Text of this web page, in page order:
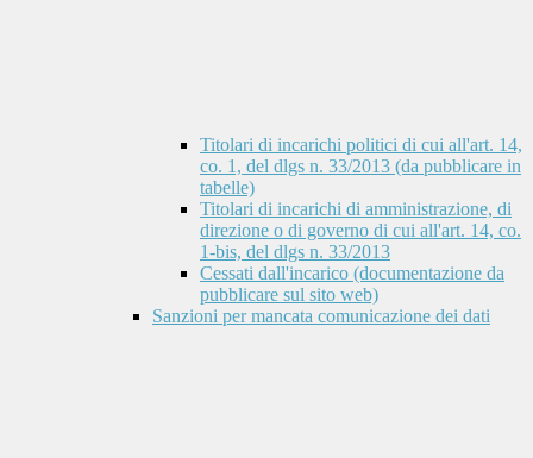
Titolari di incarichi politici di cui all'art. 14,
co. 1, del dlgs n. 33/2013 (da pubblicare in
tabelle)
Titolari di incarichi di amministrazione, di
direzione o di governo di cui all'art. 14, co.
1-bis, del dlgs n. 33/2013
Cessati dall'incarico (documentazione da
pubblicare sul sito web)
Sanzioni per mancata comunicazione dei dati